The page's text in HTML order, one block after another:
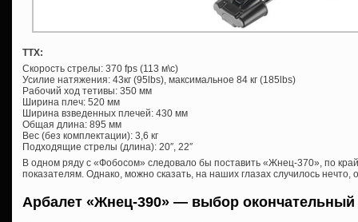
ТТХ:
Скорость стрелы: 370 fps (113 м\c)
Усилие натяжения: 43кг (95lbs), максимальное 84 кг (185lbs)
Рабочий ход тетивы: 350 мм
Ширина плеч: 520 мм
Ширина взведенных плечей: 430 мм
Общая длина: 895 мм
Вес (без комплектации): 3,6 кг
Подходящие стрелы (длина): 20″, 22″
В одном ряду с «Фобосом» следовало бы поставить «Жнец-370», по
показателям. Однако, можно сказать, на наших глазах случилось нечто,
Арбалет «Жнец-390» — выбор окончательный